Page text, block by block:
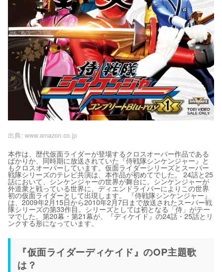
出典: www.amazon.co.jp
本作は、歴代仮面ライダーが登場するクロスオーバー作品である
ばかりか、同時期に放送されていた『侍戦隊シンケンジャー』と
もクロスオーバーしています。仮面ライダーシリーズとスーパー
戦隊シリーズのテレビ共演は、本作品が初めてでした。 24話と25
話において、シンケンジャーの世界が舞台に。シンケンジャーが
外道衆と戦っている世界に、ディエンドライバーによりこの世界
初の仮面ライダーとして出現します。 『侍戦隊シンケンジャー』
は、2009年2月15日から2010年2月7日まで放送されたスーパー戦
隊シリーズの第33作目。シリーズとしては初となる「侍」がテー
マでした。第20幕・第21幕が、『ディケイド』の24話・25話とリ
ンクする形になっています。
『仮面ライダーディケイド』のOP主題歌
は？